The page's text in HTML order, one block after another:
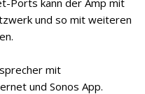
und so mit weiteren
mit
und Sonos App.